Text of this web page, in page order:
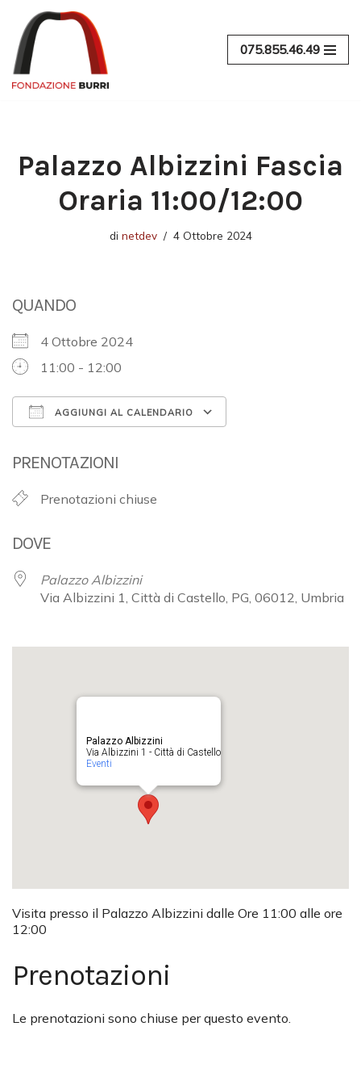
Vai
al
contenuto
075.855.46.49
Palazzo Albizzini Fascia
Oraria 11:00/12:00
di netdev 4 Ottobre 2024
QUANDO
4 Ottobre 2024
11:00 - 12:00
AGGIUNGI AL CALENDARIO
PRENOTAZIONI
Prenotazioni chiuse
DOVE
Palazzo Albizzini
Via Albizzini 1, Città di Castello, PG, 06012, Umbria
Palazzo Albizzini
Via Albizzini 1 - Città di Castello
Eventi
Visita presso il Palazzo Albizzini dalle Ore 11:00 alle ore
12:00
Prenotazioni
Le prenotazioni sono chiuse per questo evento.